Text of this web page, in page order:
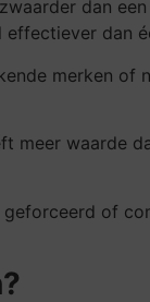
dan
dan
merken of
meer waarde
of